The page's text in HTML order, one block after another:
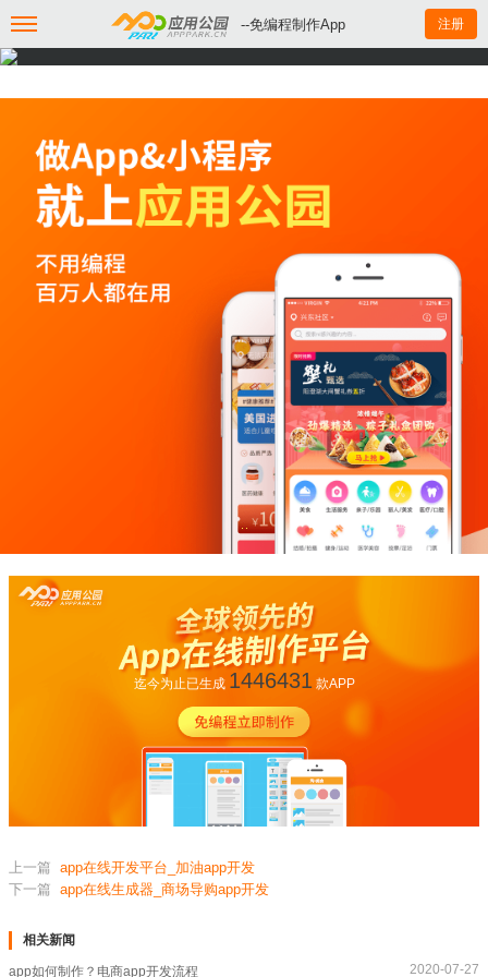
--免编程制作App 注册
迄今为止已生成 1446431款APP
上一篇 app在线开发平台_加油app开发
下一篇 app在线生成器_商场导购app开发
相关新闻
app如何制作？电商app开发流程 2020-07-27